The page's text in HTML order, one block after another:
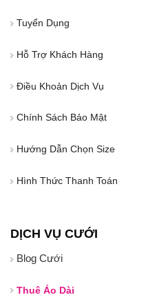
Tuyển Dụng
Hỗ Trợ Khách Hàng
Điều Khoản Dịch Vụ
Chính Sách Bảo Mật
Hướng Dẫn Chọn Size
Hình Thức Thanh Toán
DỊCH VỤ CƯỚI
Blog Cưới
Thuê Áo Dài